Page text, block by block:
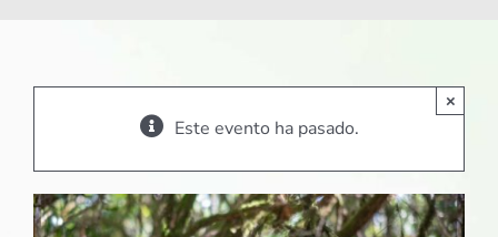
Este evento ha pasado.
×